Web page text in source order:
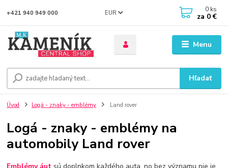
Menu
EUR
Hľadať
+421 940 949 000 0 ks
za 0 €
Úvod Logá - znaky - emblémy Land rover
Logá - znaky - emblémy na
automobily Land rover
Emblémy áut sú doplnkom každého auta, no bez významu nie je